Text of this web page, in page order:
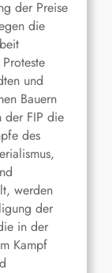
der Preise
die
und
Bauern
der FIP die
des
werden
der
in der
Kampf